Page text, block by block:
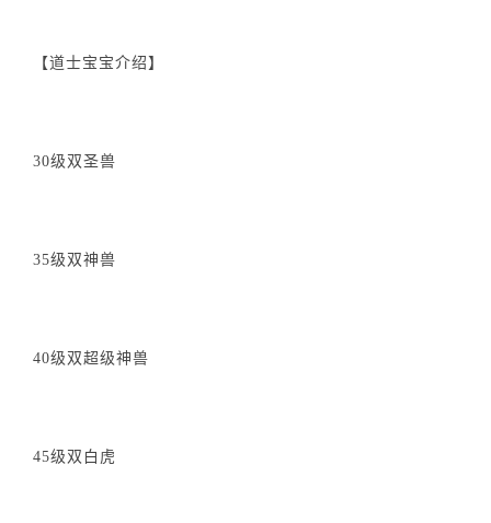
【道士宝宝介绍】
30级双圣兽
35级双神兽
40级双超级神兽
45级双白虎